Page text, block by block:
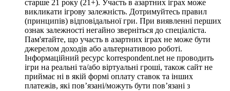
старше 21 року (21+). Участь в азартних іграх може
викликати ігрову залежність. Дотримуйтесь правил
(принципів) відповідальної гри. При виявленні перших
ознак залежності негайно зверніться до спеціаліста.
Пам'ятайте, що участь в азартних іграх не може бути
джерелом доходів або альтернативою роботі.
Інформаційний ресурс korrespondent.net не проводить
ігри на реальні та/або віртуальні гроші, також сайт не
приймає ні в якій формі оплату ставок та інших
платежів, які пов’язані/можуть бути пов’язані з